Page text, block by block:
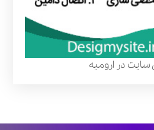
سایت در ارومیه